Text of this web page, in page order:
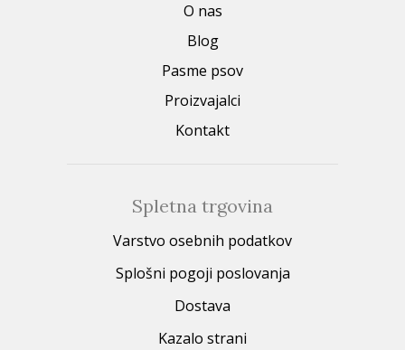
O nas
Blog
Pasme psov
Proizvajalci
Kontakt
Spletna trgovina
Varstvo osebnih podatkov
Splošni pogoji poslovanja
Dostava
Kazalo strani